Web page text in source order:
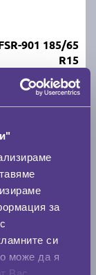
за
си
може да я
901 185/65
R15
/ 92.00 лв.
повече